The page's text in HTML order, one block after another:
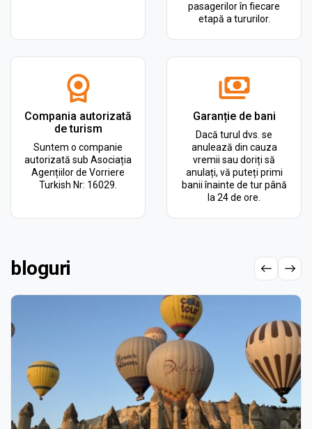
pasagerilor în fiecare
etapă a tururilor.
Compania autorizată
de turism
Suntem o companie
autorizată sub Asociația
Agențiilor de Vorriere
Turkish Nr: 16029.
Garanție de bani
Dacă turul dvs. se
anulează din cauza
vremii sau doriți să
anulați, vă puteți primi
banii înainte de tur până
la 24 de ore.
bloguri